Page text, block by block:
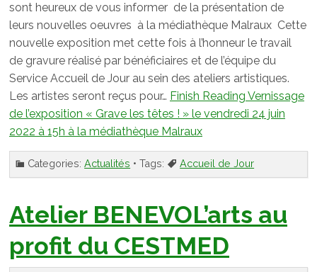
sont heureux de vous informer de la présentation de
leurs nouvelles oeuvres à la médiathèque Malraux Cette
nouvelle exposition met cette fois à l’honneur le travail
de gravure réalisé par bénéficiaires et de l’équipe du
Service Accueil de Jour au sein des ateliers artistiques.
Les artistes seront reçus pour… Finish Reading Vernissage
de l’exposition « Grave les têtes ! » le vendredi 24 juin
2022 à 15h à la médiathèque Malraux
Categories:Actualités • Tags: Accueil de Jour
Atelier BENEVOL’arts au
profit du CESTMED